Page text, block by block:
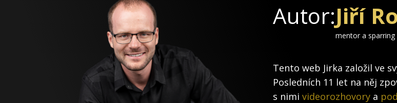
Autor:Jiří
mentor a sparring
Tento web Jirka založil ve
Posledních 11 let na něj
s nimi videorozhovory a